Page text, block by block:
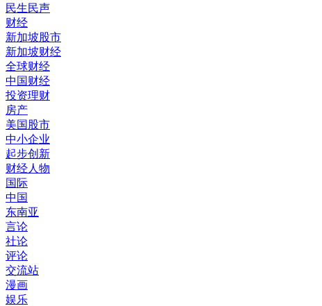
民生民声
财经
新加坡股市
新加坡财经
全球财经
中国财经
投资理财
房产
美国股市
中小企业
起步创新
财经人物
国际
中国
东南亚
言论
社论
评论
交流站
漫画
娱乐